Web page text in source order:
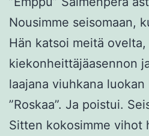
Nousimme seisomaan,
Hän katsoi meitä
kiekonheittäjäasennon
laajana viuhkana
”Roskaa”. Ja poistui.
Sitten kokosimme vihot